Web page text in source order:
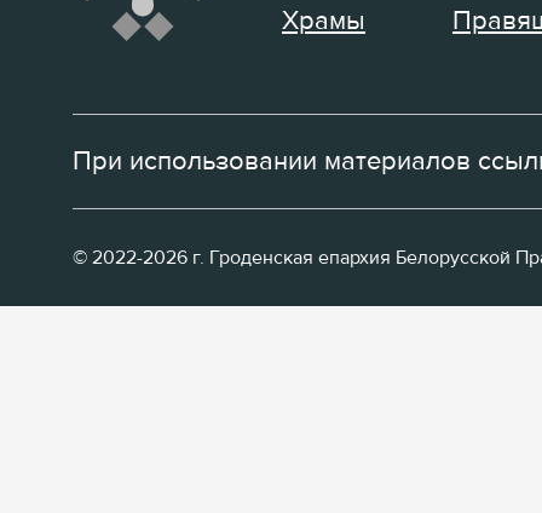
Храмы
При использовании материалов
© 2022-2026 г. Гроденская епархия Белорусской